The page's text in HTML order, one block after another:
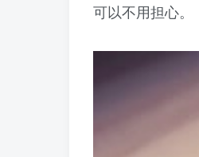
可以不用担心。